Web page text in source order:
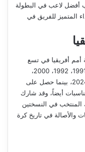
أفضل لاعب في البطولة
المتميز للفريق في
أفريقيا في تسع
مرات سابقة، وجاءت سنوات الألقاب كالتالي: 1991، 1992، 2000،
2004، 2008، 2016، 2020، 2022، وأحدثها 2024، بينما حصل على
الوصيف 6 مرات والمركز الثالث في 6 مناسبات أيضاً، وقد شارك
المنتخب في النسختين
يدل على الثبات والأصالة في تاريخ كرة